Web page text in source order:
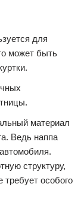
для
может быть
материал
Ведь наппа
структуру,
требует особого